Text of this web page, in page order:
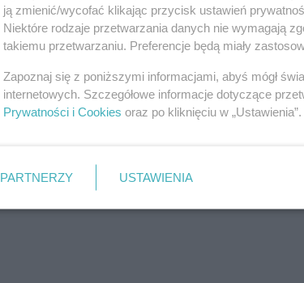
sp. z o.o.
ją zmienić/wycofać klikając przycisk ustawień
Niektóre rodzaje przetwarzania danych nie wymagają
takiemu przetwarzaniu. Preferencje będą miały
Zapoznaj się z poniższymi informacjami, abyś mógł
internetowych. Szczegółowe informacje dotyczące
Prywatności i Cookies oraz po kliknięciu w „Ustawienia”.
PARTNERZY USTAWIENIA